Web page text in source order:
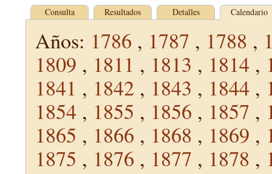
Consulta Resultados Detalles Calendario
Años: 1786 , 1787 , 1788 ,
1809 , 1811 , 1813 , 1814 ,
1841 , 1842 , 1843 , 1844 ,
1854 , 1855 , 1856 , 1857 ,
1865 , 1866 , 1868 , 1869 ,
1875 , 1876 , 1877 , 1878 ,